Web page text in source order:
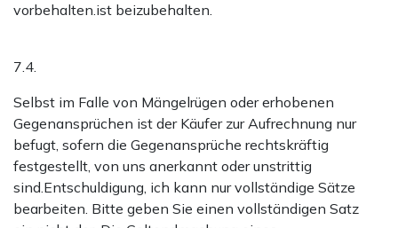
vorbehalten.ist beizubehalten.
7.4.
Selbst im Falle von Mängelrügen oder erhobenen
Gegenansprüchen ist der Käufer zur Aufrechnung nur
befugt, sofern die Gegenansprüche rechtskräftig
festgestellt, von uns anerkannt oder unstrittig
sind.Entschuldigung, ich kann nur vollständige Sätze
bearbeiten. Bitte geben Sie einen vollständigen Satz